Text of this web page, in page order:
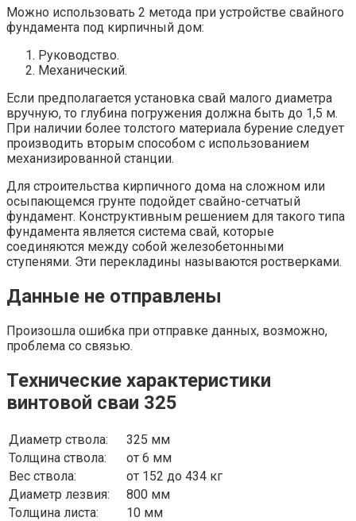
Можно использовать 2 метода при устройстве свайного
фундамента под кирпичный дом:
Руководство.
Механический.
Если предполагается установка свай малого диаметра
вручную, то глубина погружения должна быть до 1,5 м.
При наличии более толстого материала бурение следует
производить вторым способом с использованием
механизированной станции.
Для строительства кирпичного дома на сложном или
осыпающемся грунте подойдет свайно-сетчатый
фундамент. Конструктивным решением для такого типа
фундамента является система свай, которые
соединяются между собой железобетонными
ступенями. Эти перекладины называются ростверками.
Данные не отправлены
Произошла ошибка при отправке данных, возможно,
проблема со связью.
Технические характеристики
винтовой сваи 325
Диаметр ствола:
325 мм
Толщина ствола:
от 6 мм
Вес ствола:
от 152 до 434 кг
Диаметр лезвия:
800 мм
Толщина листа:
10 мм